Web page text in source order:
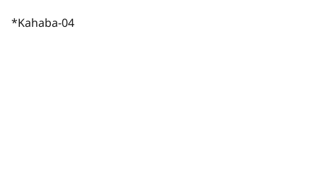
*Kahaba-04